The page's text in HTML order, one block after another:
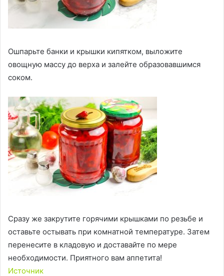
Ошпарьте банки и крышки кипятком, выложите
овощную массу до верха и залейте образовавшимся
соком.
Сразу же закрутите горячими крышками по резьбе и
оставьте остывать при комнатной температуре. Затем
перенесите в кладовую и доставайте по мере
необходимости. Приятного вам аппетита!
Источник